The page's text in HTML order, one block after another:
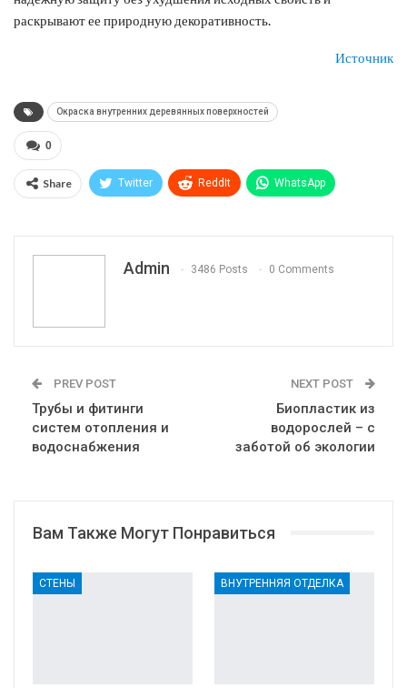
раскрывают ее природную декоративность.
Источник
Окраска внутренних деревянных поверхностей
0
Share Twitter ReddIt WhatsApp
Admin 3486 Posts 0 Comments
PREV POST
Трубы и фитинги
систем отопления и
водоснабжения
NEXT POST
Биопластик из
водорослей – с
заботой об экологии
Вам Также Могут Понравиться
СТЕНЫ ВНУТРЕННЯЯ ОТДЕЛКА